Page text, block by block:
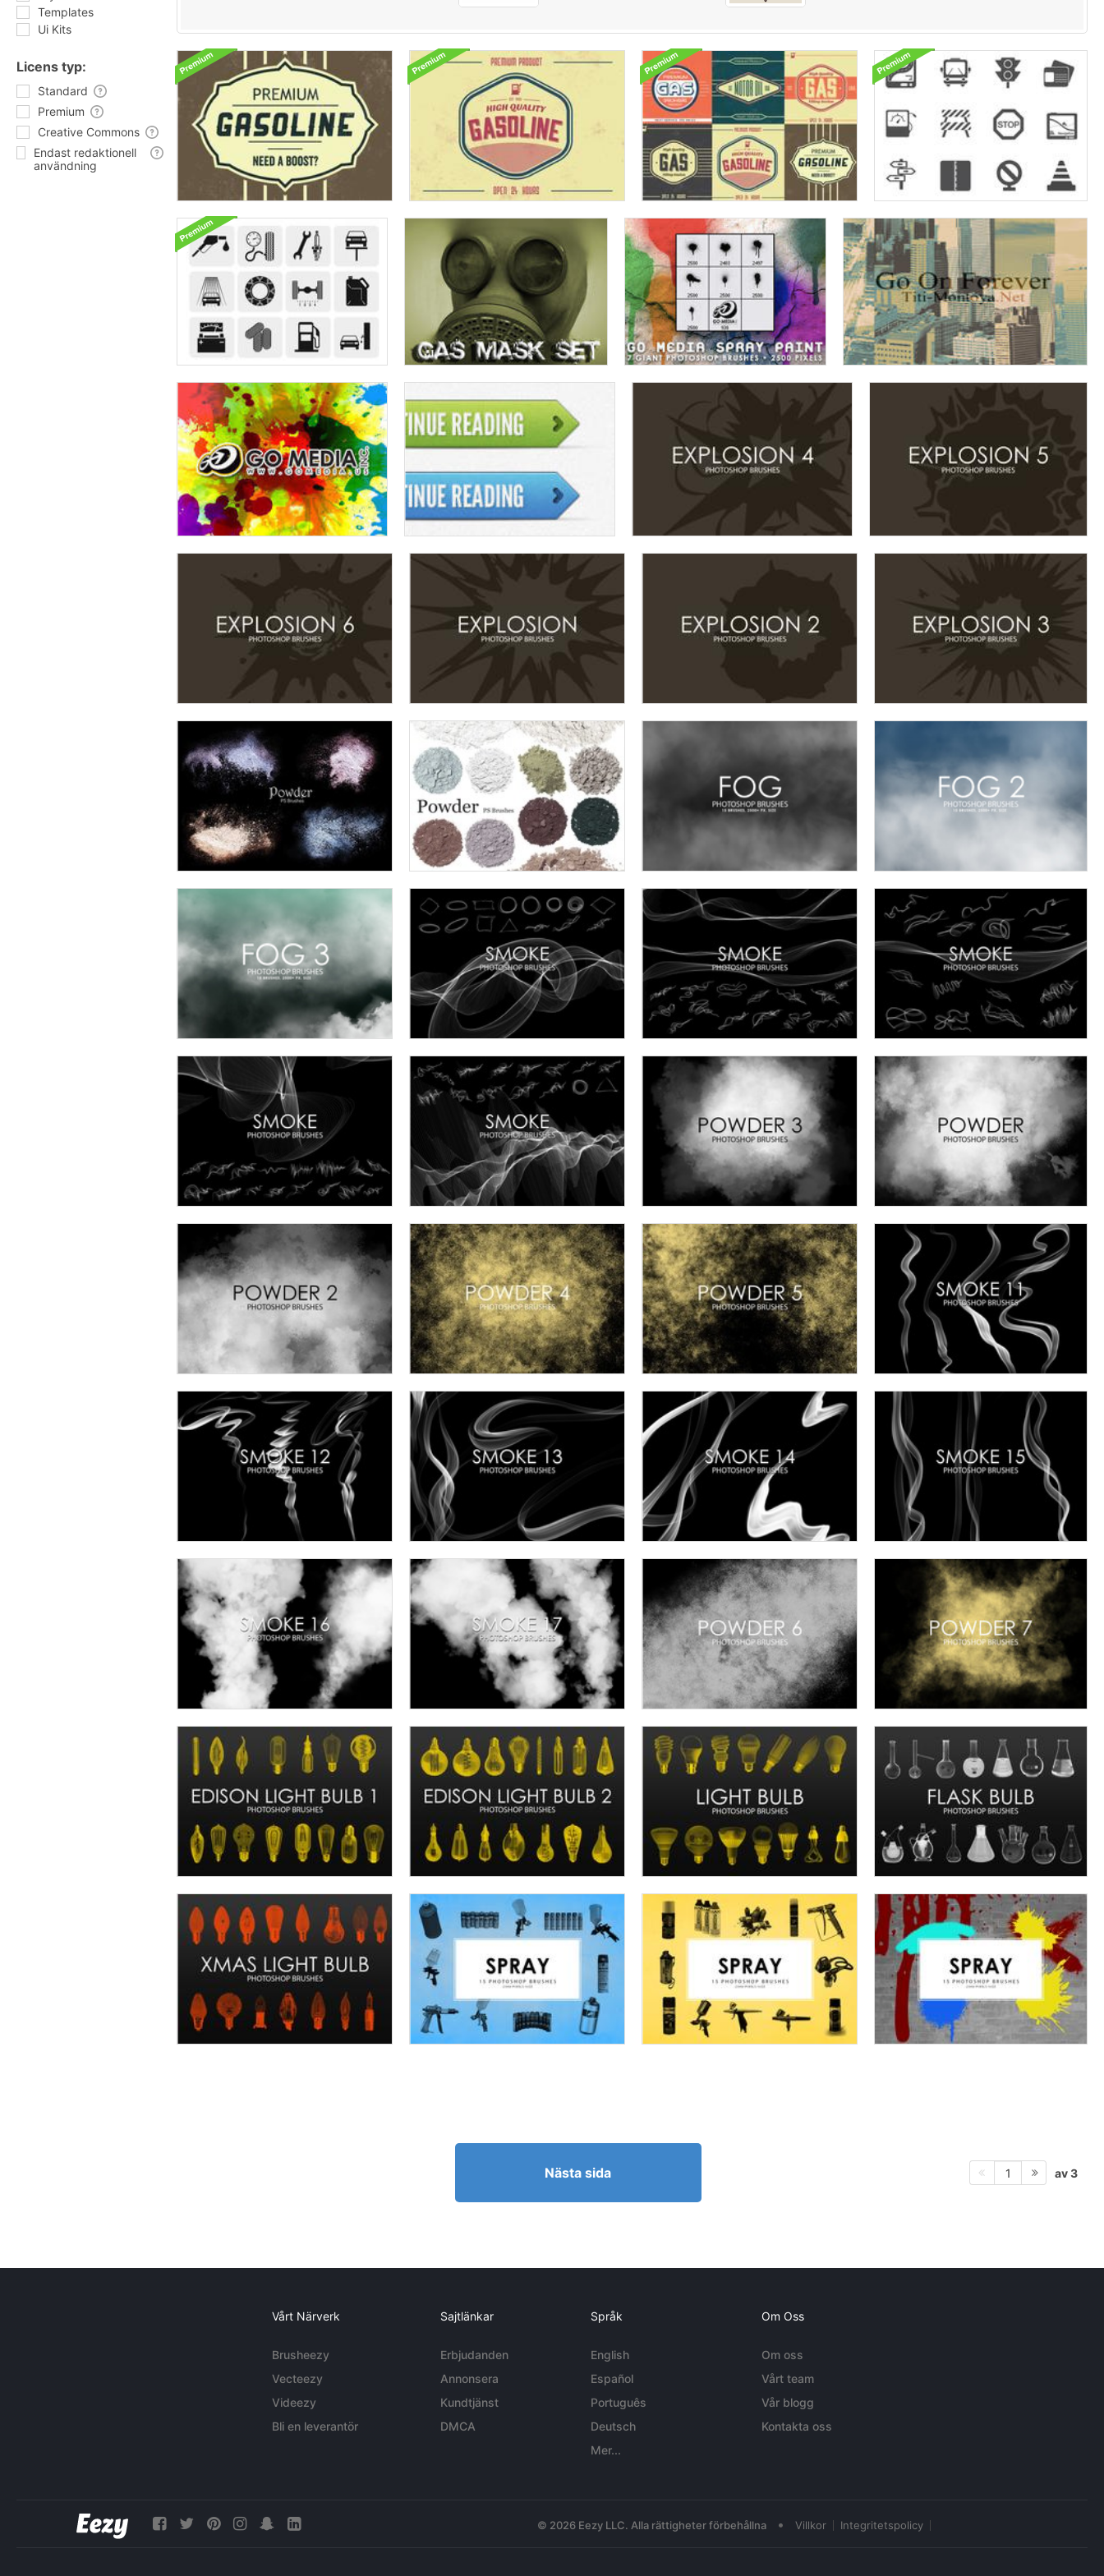
Templates
Ui Kits
Licens typ:
Standard
Premium
Creative Commons
Endast redaktionell
användning
Nästa sida 1 av 3
Vårt Närverk
Brusheezy
Vecteezy
Videezy
Bli en leverantör
Sajtlänkar
Erbjudanden
Annonsera
Kundtjänst
DMCA
Språk
English
Español
Português
Deutsch
Mer...
Om Oss
Om oss
Vårt team
Vår blogg
Kontakta oss
© 2026 Eezy LLC. Alla rättigheter förbehållna • Villkor Integritetspolicy